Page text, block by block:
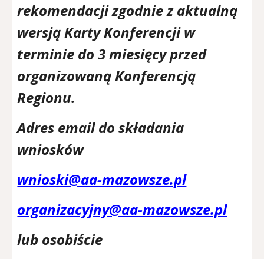
rekomendacji zgodnie z aktualną
wersją Karty Konferencjiw
terminie do 3 miesięcyprzed
organizowaną Konferencją
Regionu.
Adres email do składania
wniosków
wnioski@aa-mazowsze.pl
organizacyjny@aa-mazowsze.pl
lub osobiście